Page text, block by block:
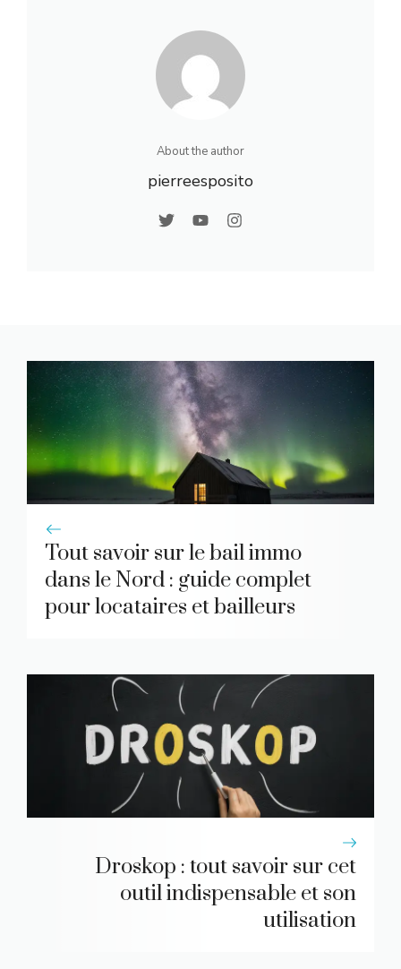
About the author
pierreesposito
Tout savoir sur le bail immo
dans le Nord : guide complet
pour locataires et bailleurs
Droskop : tout savoir sur cet
outil indispensable et son
utilisation